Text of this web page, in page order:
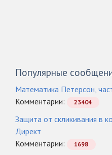
Популярные
Математика Петерсон,
Комментарии:
23404
Защита от скликивания в
Директ
Комментарии:
1698